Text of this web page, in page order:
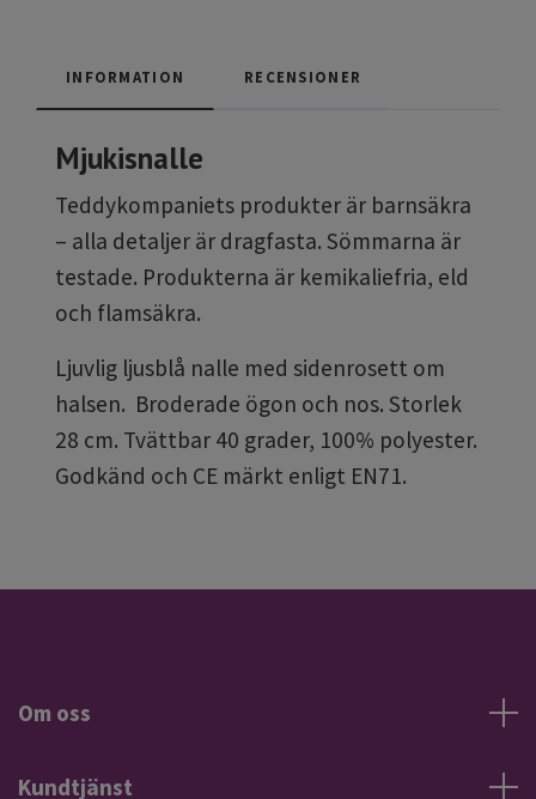
INFORMATION RECENSIONER
Mjukisnalle
Teddykompaniets produkter är barnsäkra
– alla detaljer är dragfasta. Sömmarna är
testade. Produkterna är kemikaliefria, eld
och flamsäkra.
Ljuvlig ljusblå nalle med sidenrosett om
halsen. Broderade ögon och nos. Storlek
28 cm. Tvättbar 40 grader, 100% polyester.
Godkänd och CE märkt enligt EN71.
Om oss
Kundtjänst